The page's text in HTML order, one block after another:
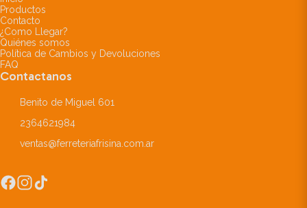
Productos
Contacto
¿Como Llegar?
Quiénes somos
Política de Cambios y Devoluciones
FAQ
Contactanos
Benito de Miguel 601
2364621984
ventas@ferreteriafrisina.com.ar